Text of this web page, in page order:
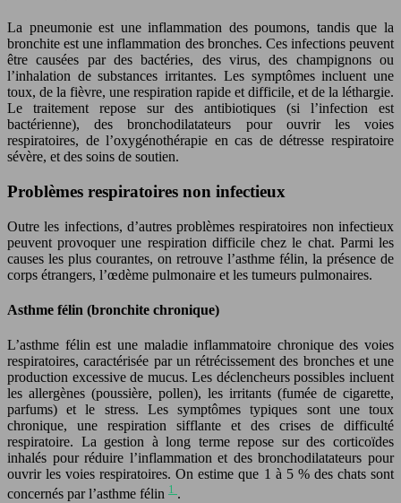
La pneumonie est une inflammation des poumons, tandis que la
bronchite est une inflammation des bronches. Ces infections peuvent
être causées par des bactéries, des virus, des champignons ou
l’inhalation de substances irritantes. Les symptômes incluent une
toux, de la fièvre, une respiration rapide et difficile, et de la léthargie.
Le traitement repose sur des antibiotiques (si l’infection est
bactérienne), des bronchodilatateurs pour ouvrir les voies
respiratoires, de l’oxygénothérapie en cas de détresse respiratoire
sévère, et des soins de soutien.
Problèmes respiratoires non infectieux
Outre les infections, d’autres problèmes respiratoires non infectieux
peuvent provoquer une respiration difficile chez le chat. Parmi les
causes les plus courantes, on retrouve l’asthme félin, la présence de
corps étrangers, l’œdème pulmonaire et les tumeurs pulmonaires.
Asthme félin (bronchite chronique)
L’asthme félin est une maladie inflammatoire chronique des voies
respiratoires, caractérisée par un rétrécissement des bronches et une
production excessive de mucus. Les déclencheurs possibles incluent
les allergènes (poussière, pollen), les irritants (fumée de cigarette,
parfums) et le stress. Les symptômes typiques sont une toux
chronique, une respiration sifflante et des crises de difficulté
respiratoire. La gestion à long terme repose sur des corticoïdes
inhalés pour réduire l’inflammation et des bronchodilatateurs pour
ouvrir les voies respiratoires. On estime que 1 à 5 % des chats sont
concernés par l’asthme félin 1 .